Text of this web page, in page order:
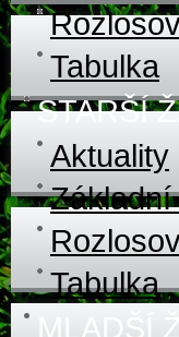
Tabulka
STARŠÍ
Aktuality
Tabulka
MLADŠÍ